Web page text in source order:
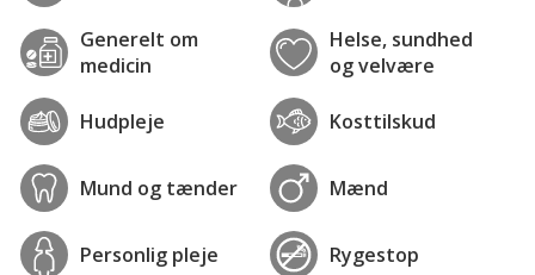
Generelt om
medicin
Helse, sundhed
og velvære
Hudpleje Kosttilskud
Mund og tænder Mænd
Personlig pleje Rygestop